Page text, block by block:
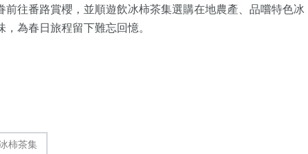
往番路賞櫻，並順遊飲冰柿茶集選購在地農產、品嚐特色冰
為春日旅程留下難忘回憶。
柿茶集